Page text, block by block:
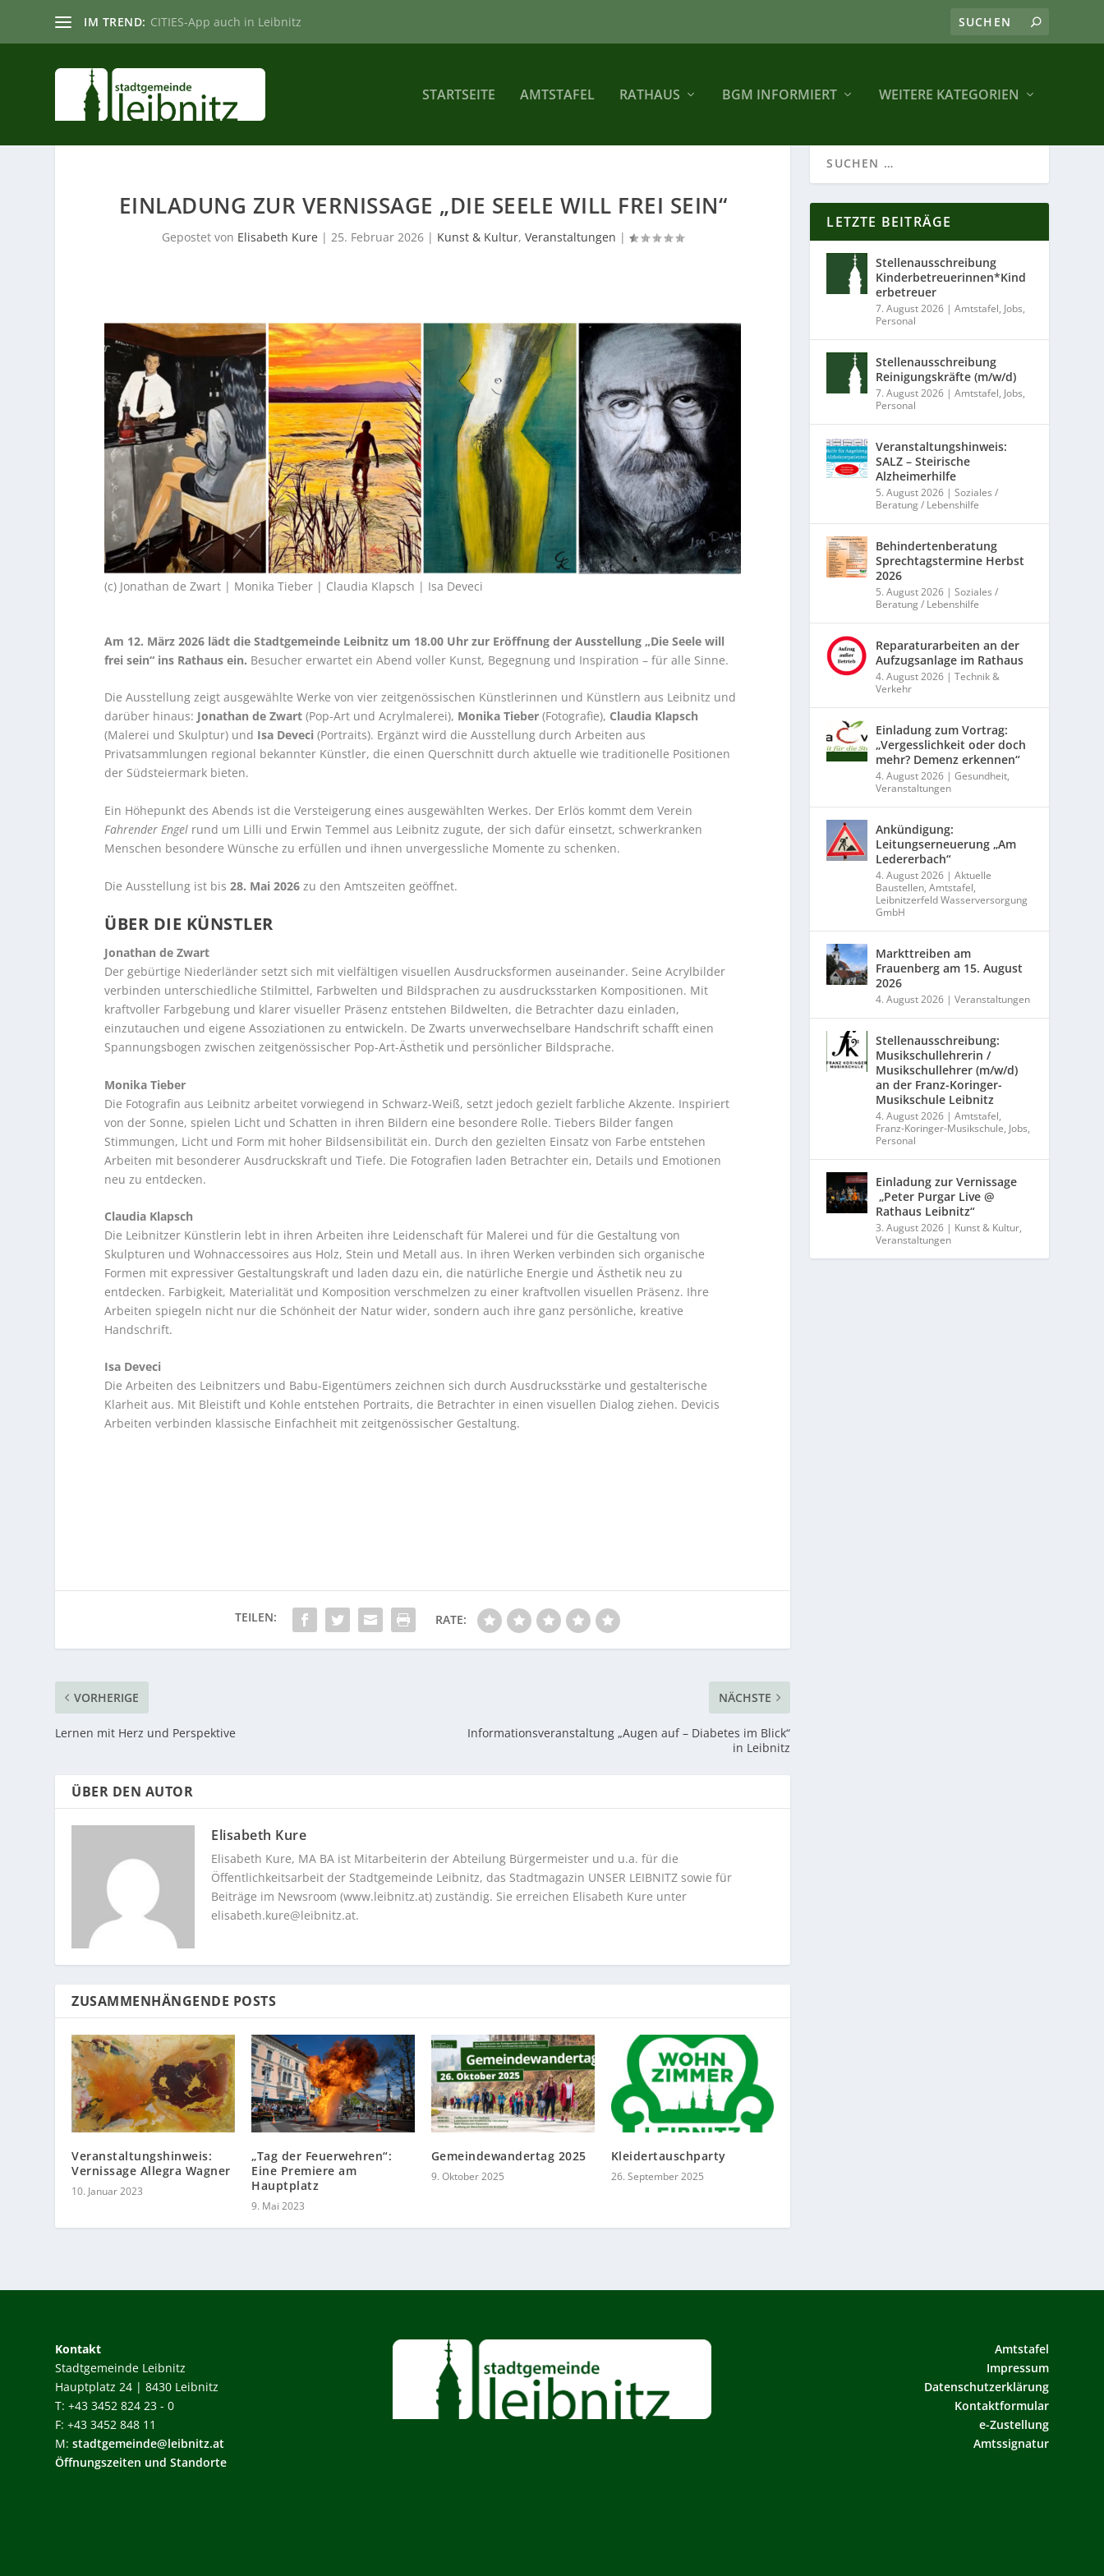
IM TREND: CITIES-App auch in Leibnitz
STARTSEITE AMTSTAFEL RATHAUS BGM INFORMIERT WEITERE KATEGORIEN
EINLADUNG ZUR VERNISSAGE „DIE SEELE WILL FREI SEIN“
Gepostet von Elisabeth Kure |25. Februar 2026 | Kunst & Kultur,Veranstaltungen |
(c) Jonathan de Zwart | Monika Tieber | Claudia Klapsch | Isa Deveci
Am 12. März 2026 lädt die Stadtgemeinde Leibnitz um 18.00 Uhr zur Eröffnung der Ausstellung „Die Seele will
frei sein“ ins Rathaus ein. Besucher erwartet ein Abend voller Kunst, Begegnung und Inspiration – für alle Sinne.
Die Ausstellung zeigt ausgewählte Werke von vier zeitgenössischen Künstlerinnen und Künstlern aus Leibnitz und
darüber hinaus: Jonathan de Zwart (Pop-Art und Acrylmalerei), Monika Tieber (Fotografie), Claudia Klapsch
(Malerei und Skulptur) und Isa Deveci (Portraits). Ergänzt wird die Ausstellung durch Arbeiten aus
Privatsammlungen regional bekannter Künstler, die einen Querschnitt durch aktuelle wie traditionelle Positionen
der Südsteiermark bieten.
Ein Höhepunkt des Abends ist die Versteigerung eines ausgewählten Werkes. Der Erlös kommt dem Verein
Fahrender Engel rund um Lilli und Erwin Temmel aus Leibnitz zugute, der sich dafür einsetzt, schwerkranken
Menschen besondere Wünsche zu erfüllen und ihnen unvergessliche Momente zu schenken.
Die Ausstellung ist bis28. Mai 2026 zu den Amtszeiten geöffnet.
ÜBER DIE KÜNSTLER
Jonathan de Zwart
Der gebürtige Niederländer setzt sich mit vielfältigen visuellen Ausdrucksformen auseinander. Seine Acrylbilder
verbinden unterschiedliche Stilmittel, Farbwelten und Bildsprachen zu ausdrucksstarken Kompositionen. Mit
kraftvoller Farbgebung und klarer visueller Präsenz entstehen Bildwelten, die Betrachter dazu einladen,
einzutauchen und eigene Assoziationen zu entwickeln. De Zwarts unverwechselbare Handschrift schafft einen
Spannungsbogen zwischen zeitgenössischer Pop-Art-Ästhetik und persönlicher Bildsprache.
Monika Tieber
Die Fotografin aus Leibnitz arbeitet vorwiegend in Schwarz-Weiß, setzt jedoch gezielt farbliche Akzente. Inspiriert
von der Sonne, spielen Licht und Schatten in ihren Bildern eine besondere Rolle. Tiebers Bilder fangen
Stimmungen, Licht und Form mit hoher Bildsensibilität ein. Durch den gezielten Einsatz von Farbe entstehen
Arbeiten mit besonderer Ausdruckskraft und Tiefe. Die Fotografien laden Betrachter ein, Details und Emotionen
neu zu entdecken.
Claudia Klapsch
Die Leibnitzer Künstlerin lebt in ihren Arbeiten ihre Leidenschaft für Malerei und für die Gestaltung von
Skulpturen und Wohnaccessoires aus Holz, Stein und Metall aus. In ihren Werken verbinden sich organische
Formen mit expressiver Gestaltungskraft und laden dazu ein, die natürliche Energie und Ästhetik neu zu
entdecken. Farbigkeit, Materialität und Komposition verschmelzen zu einer kraftvollen visuellen Präsenz. Ihre
Arbeiten spiegeln nicht nur die Schönheit der Natur wider, sondern auch ihre ganz persönliche, kreative
Handschrift.
Isa Deveci
Die Arbeiten des Leibnitzers und Babu-Eigentümers zeichnen sich durch Ausdrucksstärke und gestalterische
Klarheit aus. Mit Bleistift und Kohle entstehen Portraits, die Betrachter in einen visuellen Dialog ziehen. Devicis
Arbeiten verbinden klassische Einfachheit mit zeitgenössischer Gestaltung.
RATE:
VORHERIGE
Lernen mit Herz und Perspektive
NÄCHSTE
Informationsveranstaltung „Augen auf – Diabetes im Blick“
in Leibnitz
ÜBER DEN AUTOR
Elisabeth Kure
Elisabeth Kure, MA BA ist Mitarbeiterin der Abteilung Bürgermeister und u.a. für die
Öffentlichkeitsarbeit der Stadtgemeinde Leibnitz, das Stadtmagazin UNSER LEIBNITZ sowie für
Beiträge im Newsroom (www.leibnitz.at) zuständig. Sie erreichen Elisabeth Kure unter
elisabeth.kure@leibnitz.at.
ZUSAMMENHÄNGENDE POSTS
Veranstaltungshinweis:
Vernissage Allegra Wagner
10. Januar 2023
„Tag der Feuerwehren“:
Eine Premiere am
Hauptplatz
9. Mai 2023
Gemeindewandertag 2025
9. Oktober 2025
Kleidertauschparty
26. September 2025
LETZTE BEITRÄGE
Stellenausschreibung
Kinderbetreuerinnen*Kind
erbetreuer
7. August 2026 |Amtstafel, Jobs,
Personal
Stellenausschreibung
Reinigungskräfte (m/w/d)
7. August 2026 |Amtstafel, Jobs,
Personal
Veranstaltungshinweis:
SALZ – Steirische
Alzheimerhilfe
5. August 2026 |Soziales /
Beratung / Lebenshilfe
Behindertenberatung
Sprechtagstermine Herbst
2026
5. August 2026 |Soziales /
Beratung / Lebenshilfe
Reparaturarbeiten an der
Aufzugsanlage im Rathaus
4. August 2026 |Technik &
Verkehr
Einladung zum Vortrag:
„Vergesslichkeit oder doch
mehr? Demenz erkennen“
4. August 2026 |Gesundheit,
Veranstaltungen
Ankündigung:
Leitungserneuerung „Am
Ledererbach“
4. August 2026 |Aktuelle
Baustellen,Amtstafel,
Leibnitzerfeld Wasserversorgung
GmbH
Markttreiben am
Frauenberg am 15. August
2026
4. August 2026 |Veranstaltungen
Stellenausschreibung:
Musikschullehrerin /
Musikschullehrer (m/w/d)
an der Franz-Koringer-
Musikschule Leibnitz
4. August 2026 |Amtstafel,
Franz-Koringer-Musikschule, Jobs,
Personal
Einladung zur Vernissage
„Peter Purgar Live @
Rathaus Leibnitz“
3. August 2026 | Kunst & Kultur,
Veranstaltungen
Kontakt
Stadtgemeinde Leibnitz
Hauptplatz 24 | 8430 Leibnitz
T: +43 3452 824 23 - 0
F: +43 3452 848 11
M:stadtgemeinde@leibnitz.at
Öffnungszeiten und Standorte
Amtstafel
Impressum
Datenschutzerklärung
Kontaktformular
e-Zustellung
Amtssignatur